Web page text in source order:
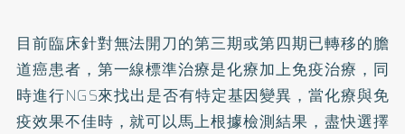
目前臨床針對無法開刀的第三期或第四期已轉移的膽
道癌患者，第一線標準治療是化療加上免疫治療，同
時進行NGS來找出是否有特定基因變異，當化療與免
疫效果不佳時，就可以馬上根據檢測結果，盡快選擇